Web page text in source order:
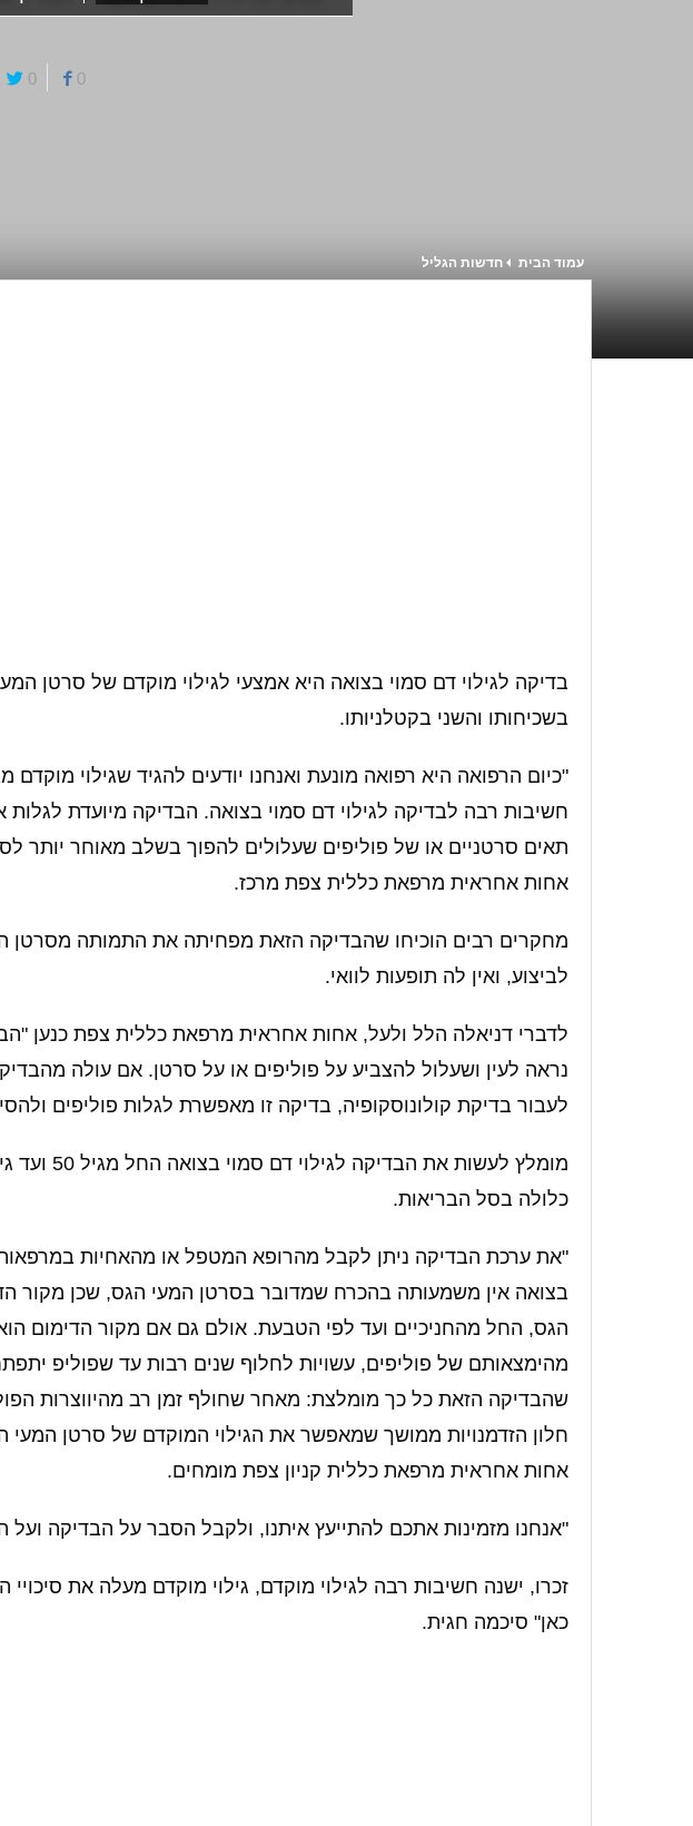
0
0
עמוד הבית חדשות הגליל
בדיקה לגילוי דם סמוי בצואה היא אמצעי לגילוי מוקדם של סרטן
בשכיחותו והשני בקטלניותו.
"כיום הרפואה היא רפואה מונעת ואנחנו יודעים להגיד שגילוי
חשיבות רבה לבדיקה לגילוי דם סמוי בצואה. הבדיקה מיועדת
תאים סרטניים או של פוליפים שעלולים להפוך בשלב מאוחר יותר
אחות אחראית מרפאת כללית צפת מרכז.
מחקרים רבים הוכיחו שהבדיקה הזאת מפחיתה את התמותה מסרטן
לביצוע, ואין לה תופעות לוואי.
לדברי דניאלה הלל ולעל, אחות אחראית מרפאת כללית צפת כנען
נראה לעין ושעלול להצביע על פוליפים או על סרטן. אם עולה
לעבור בדיקת קולונוסקופיה, בדיקה זו מאפשרת לגלות פוליפים
כלולה בסל הבריאות.
"את ערכת הבדיקה ניתן לקבל מהרופא המטפל או מהאחיות
בצואה אין משמעותה בהכרח שמדובר בסרטן המעי הגס, שכן מקור
הגס, החל מהחניכיים ועד לפי הטבעת. אולם גם אם מקור הדימום
מהימצאותם של פוליפים, עשויות לחלוף שנים רבות עד שפוליפ
שהבדיקה הזאת כל כך מומלצת: מאחר שחולף זמן רב מהיווצרות
חלון הזדמנויות ממושך שמאפשר את הגילוי המוקדם של סרטן המעי
אחות אחראית מרפאת כללית קניון צפת מומחים.
"אנחנו מזמינות אתכם להתייעץ איתנו, ולקבל הסבר על הבדיקה ועל
זכרו, ישנה חשיבות רבה לגילוי מוקדם, גילוי מוקדם מעלה את סיכויי
כאן" סיכמה חגית.